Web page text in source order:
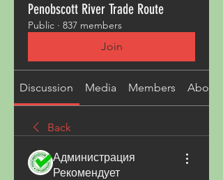
Penobscott River Trade Route
Public · 837 members
Join
Discussion Media Members About
Back
Администрация
Рекомендует